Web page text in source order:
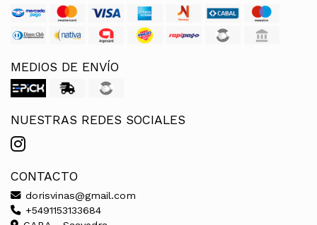
MEDIOS DE ENVÍO
NUESTRAS REDES SOCIALES
CONTACTO
dorisvinas@gmail.com
+5491153133684